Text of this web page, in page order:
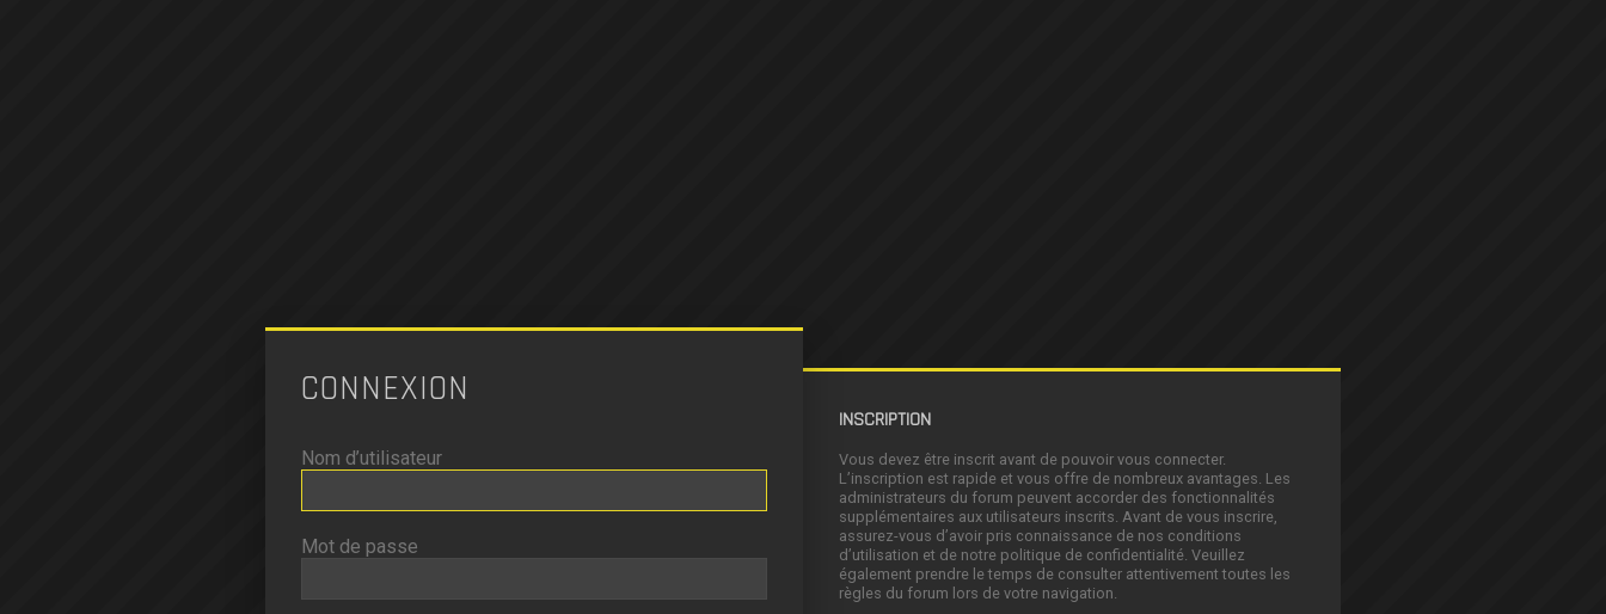
CONNEXION
Nom d’utilisateur
Mot de passe
INSCRIPTION
Vous devez être inscrit avant de pouvoir vous connecter.
L’inscription est rapide et vous offre de nombreux avantages. Les
administrateurs du forum peuvent accorder des fonctionnalités
supplémentaires aux utilisateurs inscrits. Avant de vous inscrire,
assurez-vous d’avoir pris connaissance de nos conditions
d’utilisation et de notre politique de confidentialité. Veuillez
également prendre le temps de consulter attentivement toutes les
règles du forum lors de votre navigation.